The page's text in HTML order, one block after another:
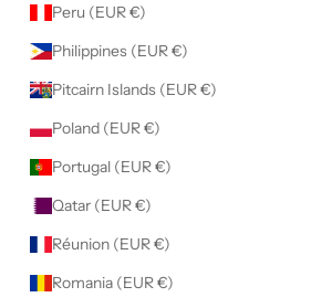
Peru (EUR €)
Philippines (EUR €)
Pitcairn Islands (EUR €)
Poland (EUR €)
Portugal (EUR €)
Qatar (EUR €)
Réunion (EUR €)
Romania (EUR €)